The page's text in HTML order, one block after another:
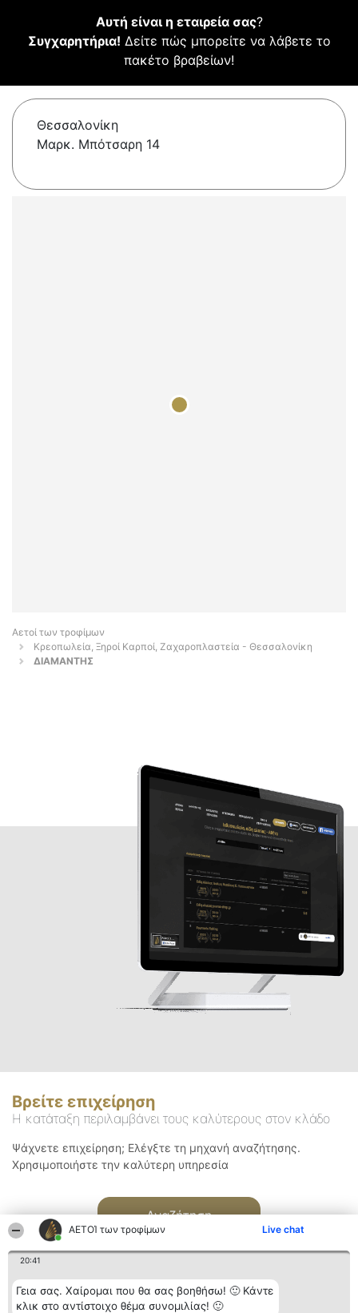
ΑΕΤΟΊ των τροφίμων Live chat
20:41
Γεια σας. Χαίρομαι που θα σας βοηθήσω! 🙂 Κάντε
κλικ στο αντίστοιχο θέμα συνομιλίας! 🙂
Αυτή είναι η εταιρεία σας?
Συγχαρητήρια! Δείτε πώς μπορείτε να λάβετε το
πακέτο βραβείων!
Θεσσαλονίκη
Μαρκ. Μπότσαρη 14
Αετοί των τροφίμων
Κρεοπωλεία, Ξηροί Καρποί, Ζαχαροπλαστεία - Θεσσαλονίκη
ΔΙΑΜΑΝΤΗΣ
Βρείτε επιχείρηση
Η κατάταξη περιλαμβάνει τους καλύτερους στον κλάδο
Ψάχνετε επιχείρηση; Ελέγξτε τη μηχανή αναζήτησης.
Χρησιμοποιήστε την καλύτερη υπηρεσία
Αναζήτηση